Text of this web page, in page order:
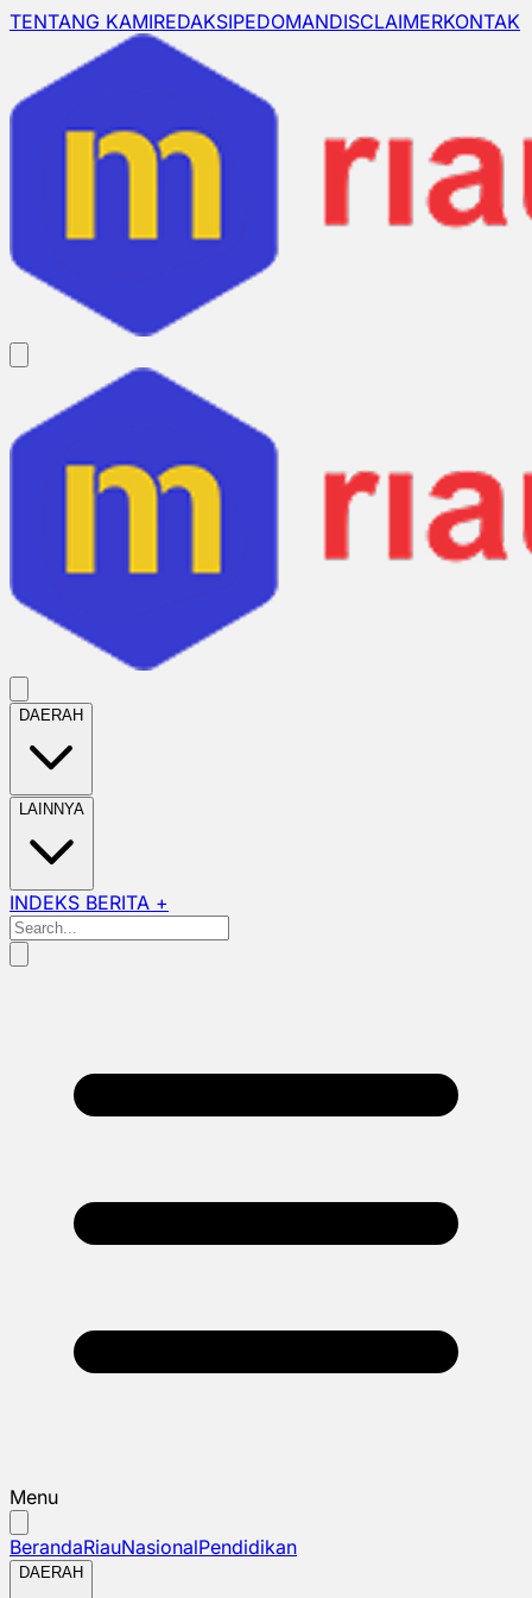
TENTANG KAMIREDAKSIPEDOMANDISCLAIMERKONTAK
DAERAH
LAINNYA
INDEKS BERITA +
Menu
BerandaRiauNasionalPendidikan
DAERAH